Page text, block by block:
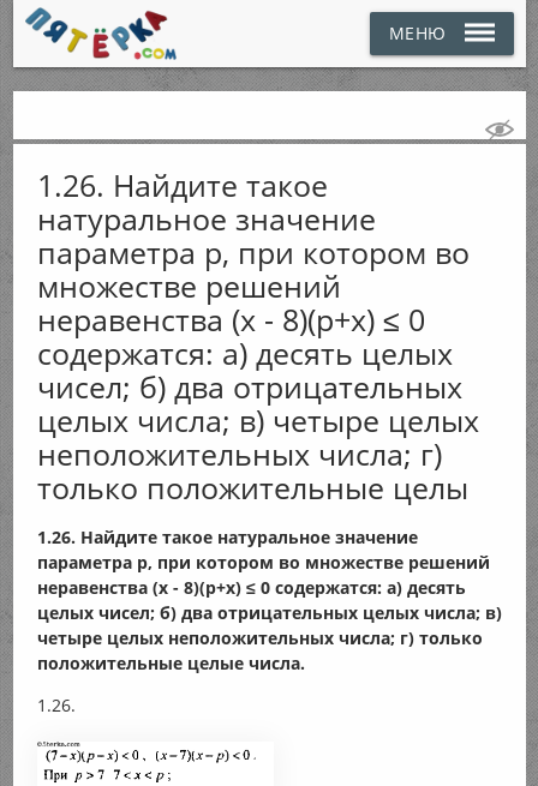
МЕНЮ
1.26. Найдите такое
натуральное значение
параметра р, при котором во
множестве решений
неравенства (x - 8)(p+x) ≤ 0
содержатся: а) десять целых
чисел; б) два отрицательных
целых числа; в) четыре целых
неположительных числа; г)
только положительные целы
1.26. Найдите такое натуральное значение
параметра р, при котором во множестве решений
неравенства (x - 8)(p+x) ≤ 0 содержатся: а) десять
целых чисел; б) два отрицательных целых числа; в)
четыре целых неположительных числа; г) только
положительные целые числа.
1.26.